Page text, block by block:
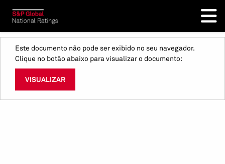
Este documento não pode ser exibido no seu navegador.
Clique no botão abaixo para visualizar o documento:
VISUALIZAR